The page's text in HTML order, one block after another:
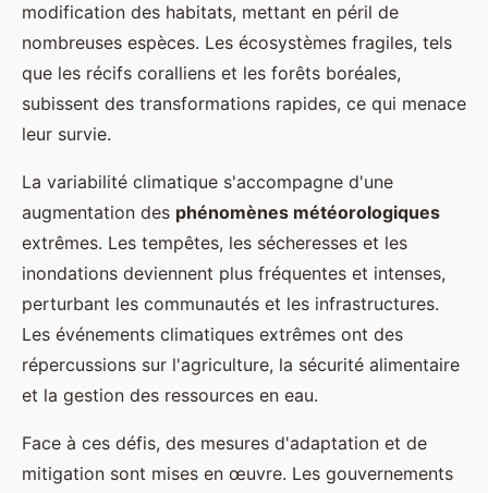
modification des habitats, mettant en péril de
nombreuses espèces. Les écosystèmes fragiles, tels
que les récifs coralliens et les forêts boréales,
subissent des transformations rapides, ce qui menace
leur survie.
La variabilité climatique s'accompagne d'une
augmentation des phénomènes météorologiques
extrêmes. Les tempêtes, les sécheresses et les
inondations deviennent plus fréquentes et intenses,
perturbant les communautés et les infrastructures.
Les événements climatiques extrêmes ont des
répercussions sur l'agriculture, la sécurité alimentaire
et la gestion des ressources en eau.
Face à ces défis, des mesures d'adaptation et de
mitigation sont mises en œuvre. Les gouvernements